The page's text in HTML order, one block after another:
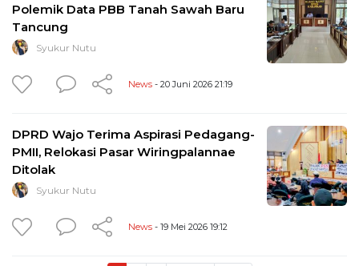
Polemik Data PBB Tanah Sawah Baru
Tancung
Syukur Nutu
News - 20 Juni 2026 21:19
DPRD Wajo Terima Aspirasi Pedagang-
PMII, Relokasi Pasar Wiringpalannae
Ditolak
Syukur Nutu
News - 19 Mei 2026 19:12